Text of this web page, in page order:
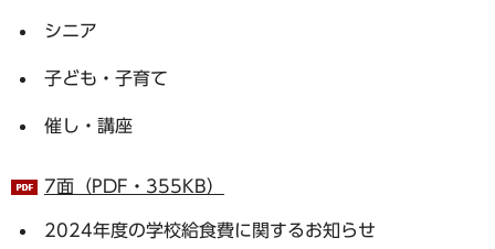
シニア
子ども・子育て
催し・講座
7面（PDF・355KB）
2024年度の学校給食費に関するお知らせ